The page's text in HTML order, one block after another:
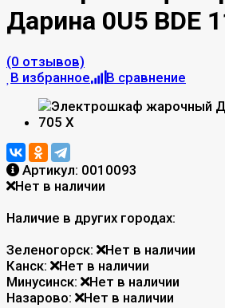
Дарина 0U5 BDE
(0 отзывов)
В избранное
В сравнение
Артикул: 0010093
Нет в наличии
Наличие в других городах:
Зеленогорск:
Нет в наличии
Канск:
Нет в наличии
Минусинск:
Нет в наличии
Назарово:
Нет в наличии